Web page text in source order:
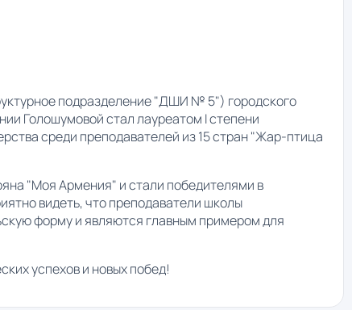
подразделение "ДШИ № 5") городского
Голошумовой стал лауреатом I степени
среди преподавателей из 15 стран "Жар-птица
"Моя Армения" и стали победителями в
видеть, что преподаватели школы
форму и являются главным примером для
успехов и новых побед!